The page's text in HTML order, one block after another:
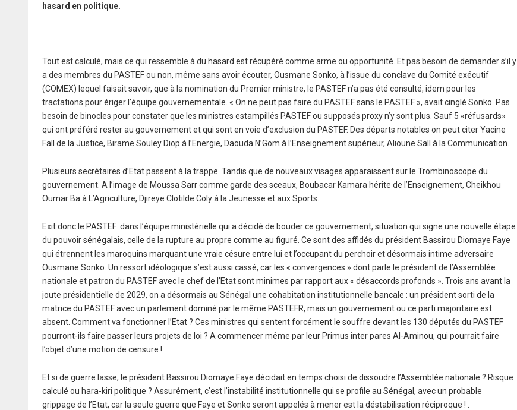
hasard en politique.
Tout est calculé, mais ce qui ressemble à du hasard est récupéré comme arme ou opportunité. Et pas besoin de demander s’il y
a des membres du PASTEF ou non, même sans avoir écouter, Ousmane Sonko, à l’issue du conclave du Comité exécutif
(COMEX) lequel faisait savoir, que à la nomination du Premier ministre, le PASTEF n’a pas été consulté, idem pour les
tractations pour ériger l’équipe gouvernementale. « On ne peut pas faire du PASTEF sans le PASTEF », avait cinglé Sonko. Pas
besoin de binocles pour constater que les ministres estampillés PASTEF ou supposés proxy n’y sont plus. Sauf 5 «réfusards»
qui ont préféré rester au gouvernement et qui sont en voie d’exclusion du PASTEF. Des départs notables on peut citer Yacine
Fall de la Justice, Birame Souley Diop à l’Energie, Daouda N’Gom à l’Enseignement supérieur, Alioune Sall à la Communication…
Plusieurs secrétaires d’Etat passent à la trappe. Tandis que de nouveaux visages apparaissent sur le Trombinoscope du
gouvernement. A l’image de Moussa Sarr comme garde des sceaux, Boubacar Kamara hérite de l’Enseignement, Cheikhou
Oumar Ba à L’Agriculture, Djireye Clotilde Coly à la Jeunesse et aux Sports.
Exit donc le PASTEF dans l’équipe ministérielle qui a décidé de bouder ce gouvernement, situation qui signe une nouvelle étape
du pouvoir sénégalais, celle de la rupture au propre comme au figuré. Ce sont des affidés du président Bassirou Diomaye Faye
qui étrennent les maroquins marquant une vraie césure entre lui et l’occupant du perchoir et désormais intime adversaire
Ousmane Sonko. Un ressort idéologique s’est aussi cassé, car les « convergences » dont parle le président de l’Assemblée
nationale et patron du PASTEF avec le chef de l’Etat sont minimes par rapport aux « désaccords profonds ». Trois ans avant la
joute présidentielle de 2029, on a désormais au Sénégal une cohabitation institutionnelle bancale : un président sorti de la
matrice du PASTEF avec un parlement dominé par le même PASTEFR, mais un gouvernement ou ce parti majoritaire est
absent. Comment va fonctionner l’Etat ? Ces ministres qui sentent forcément le souffre devant les 130 députés du PASTEF
pourront-ils faire passer leurs projets de loi ? A commencer même par leur Primus inter pares Al-Aminou, qui pourrait faire
l’objet d’une motion de censure !
Et si de guerre lasse, le président Bassirou Diomaye Faye décidait en temps choisi de dissoudre l’Assemblée nationale ? Risque
calculé ou hara-kiri politique ? Assurément, c’est l’instabilité institutionnelle qui se profile au Sénégal, avec un probable
grippage de l’Etat, car la seule guerre que Faye et Sonko seront appelés à mener est la déstabilisation réciproque ! .